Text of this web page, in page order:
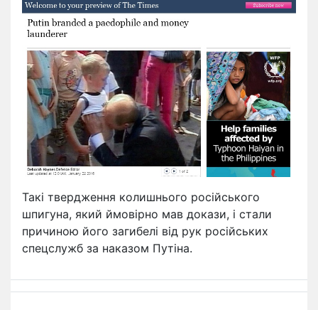
Такі твердження колишнього російського
шпигуна, який ймовірно мав докази, і стали
причиною його загибелі від рук російських
спецслужб за наказом Путіна.